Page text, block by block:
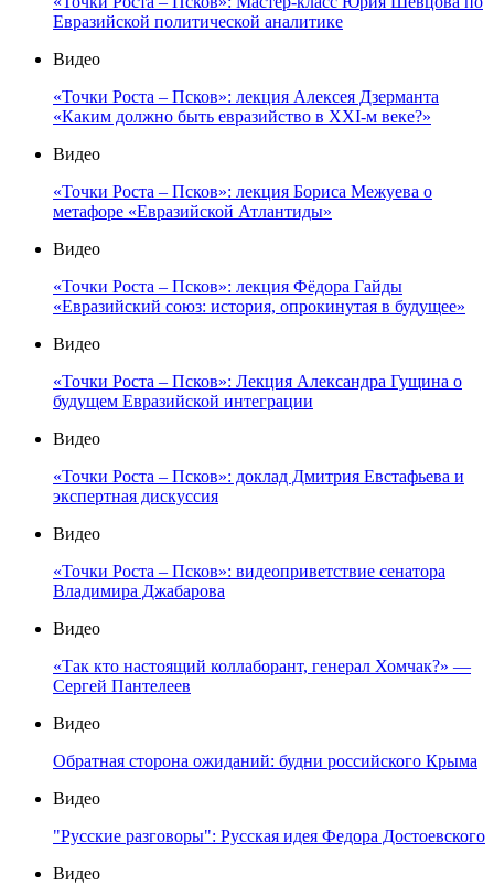
Евразийской политической аналитике
Видео
«Точки Роста – Псков»: лекция Алексея Дзерманта
«Каким должно быть евразийство в XXI-м веке?»
Видео
«Точки Роста – Псков»: лекция Бориса Межуева о
метафоре «Евразийской Атлантиды»
Видео
«Точки Роста – Псков»: лекция Фёдора Гайды
«Евразийский союз: история, опрокинутая в будущее»
Видео
«Точки Роста – Псков»: Лекция Александра Гущина о
будущем Евразийской интеграции
Видео
«Точки Роста – Псков»: доклад Дмитрия Евстафьева и
экспертная дискуссия
Видео
«Точки Роста – Псков»: видеоприветствие сенатора
Владимира Джабарова
Видео
«Так кто настоящий коллаборант, генерал Хомчак?» —
Сергей Пантелеев
Видео
Обратная сторона ожиданий: будни российского Крыма
Видео
"Русские разговоры": Русская идея Федора Достоевского
Видео